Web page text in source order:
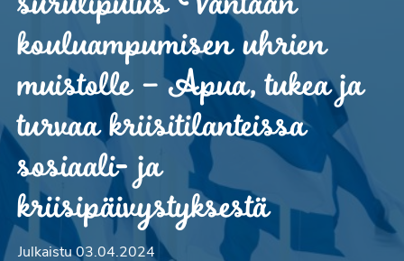
kouluampumisen uhrien
muistolle – Apua, tukea ja
turvaa kriisitilanteissa
sosiaali- ja
kriisipäivystyksestä
Julkaistu 03.04.2024